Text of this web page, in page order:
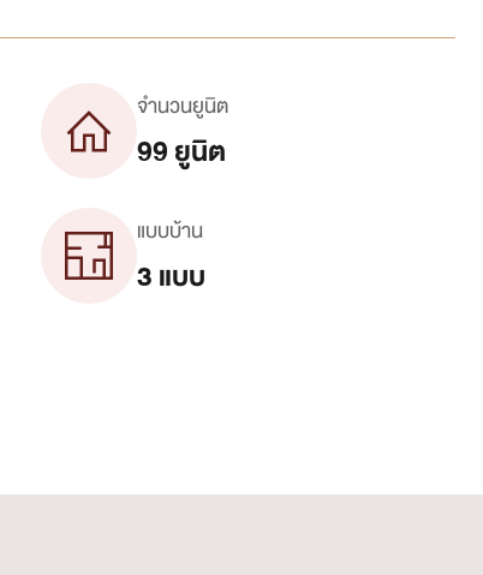
จำนวนยูนิต
99 ยูนิต
แบบบ้าน
3 แบบ